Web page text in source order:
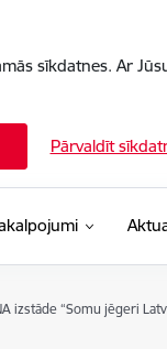
sīkdatnes. Ar
Pārvaldīt
izstāde “Somu jēgeri